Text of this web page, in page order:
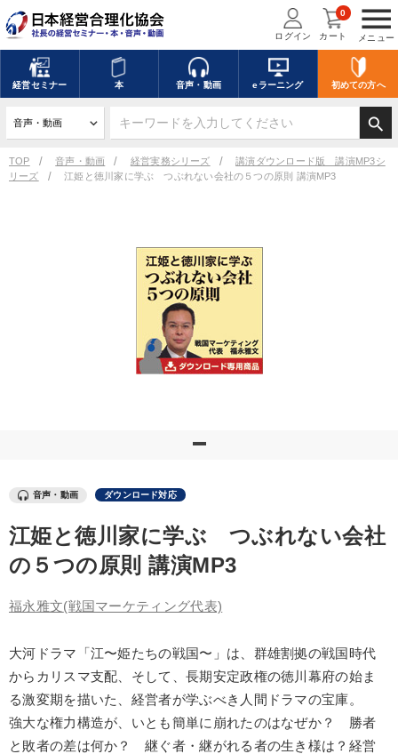
menu
メニュー
ログイン カート
0
経営セミナー 本 音声・動画 eラーニング 初めての方へ
search
キーワードを入力して探す
デジタル版対応のみ検索結果に表示する
講演収録物を探す
全国経営者セミナー講演収録物（全1315タイトル）からお探しいただけ
専門家のアドバイス
テーマ
売上直結の営業力や販売力を獲得する
2026年春季全国経営者セミナー収録講演ＣＤ・講演ＤＶＤ・デジ
タル版（音声／動画ストリーミング・ダウンロード）
TOP 音声・動画 経営実務シリーズ
講演ダウンロード版 講演MP3シ
リーズ
江姫と徳川家に学ぶ つぶれない会社の５つの原則 講演MP3
音声・動画 ダウンロード対応
江姫と徳川家に学ぶ つぶれない会社
の５つの原則 講演MP3
福永雅文(戦国マーケティング代表)
大河ドラマ「江〜姫たちの戦国〜」は、群雄割拠の戦国時代
からカリスマ支配、そして、長期安定政権の徳川幕府の始ま
る激変期を描いた、経営者が学ぶべき人間ドラマの宝庫。
強大な権力構造が、いとも簡単に崩れたのはなぜか？ 勝者
と敗者の差は何か？ 継ぐ者・継がれる者の生き様は？経営